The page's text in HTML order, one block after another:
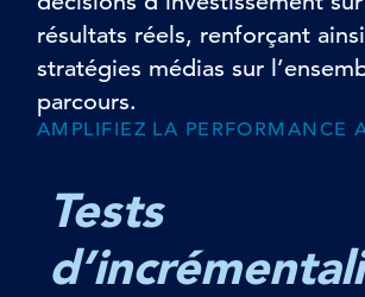
résultats réels, renforçant
stratégies médias sur
parcours.
AMPLIFIEZ LA PERFORMANCE
Tests